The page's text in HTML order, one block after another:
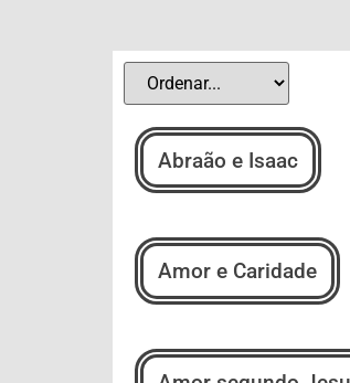
Abraão e Isaac
Amor e Caridade